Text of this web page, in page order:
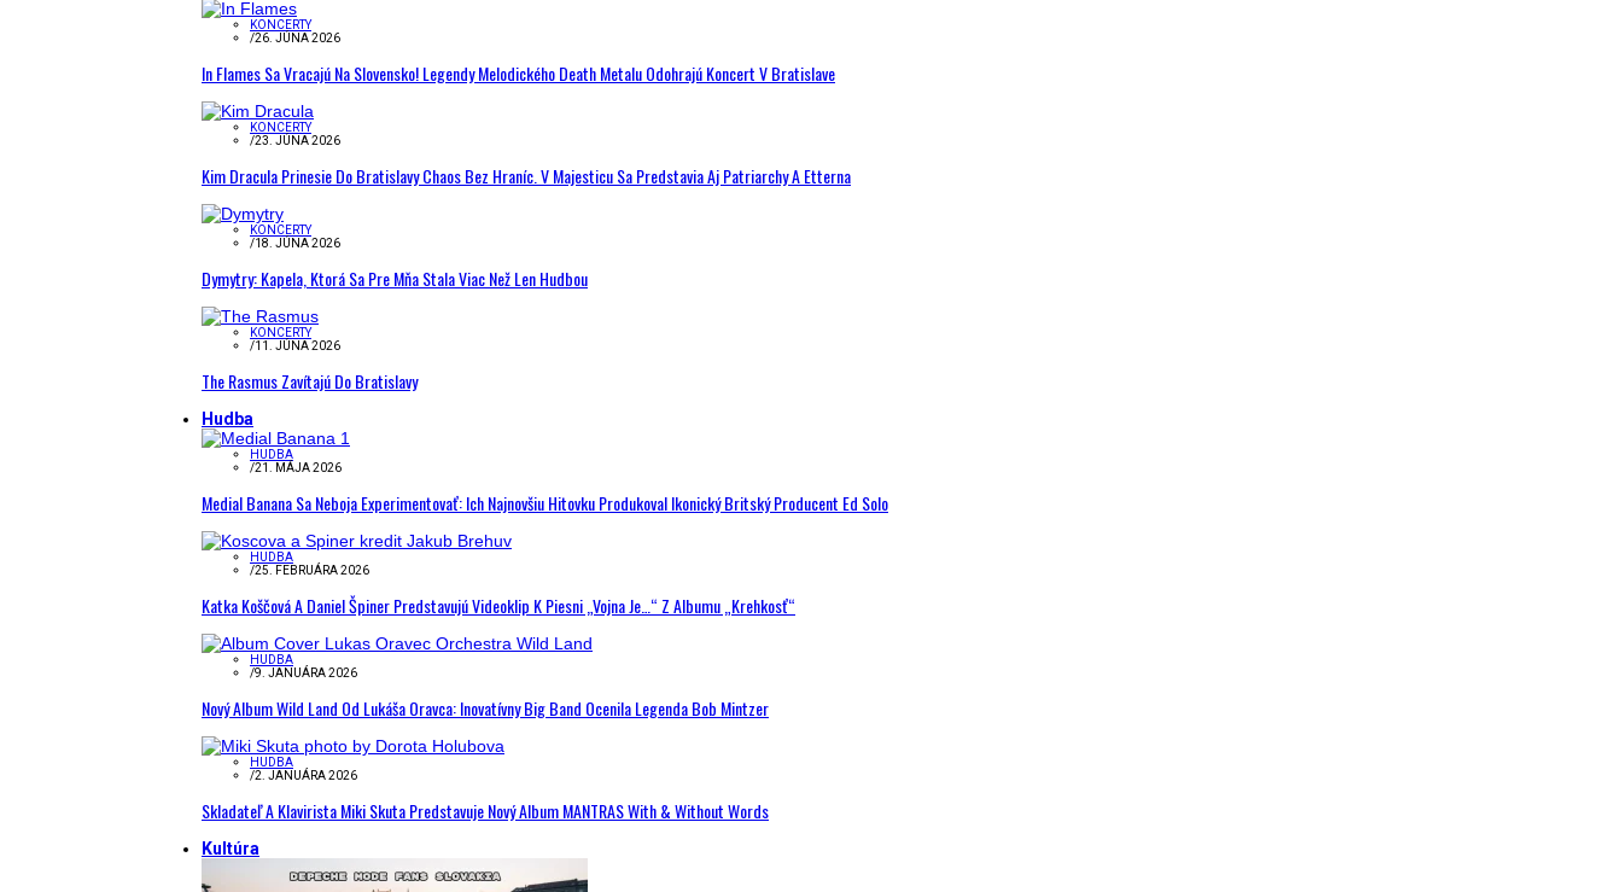
KONCERTY
/26. JÚNA 2026
In Flames Sa Vracajú Na Slovensko! Legendy Melodického Death Metalu Odohrajú Koncert V Bratislave
KONCERTY
/23. JÚNA 2026
Kim Dracula Prinesie Do Bratislavy Chaos Bez Hraníc. V Majesticu Sa Predstavia Aj Patriarchy A Etterna
KONCERTY
/18. JÚNA 2026
Dymytry: Kapela, Ktorá Sa Pre Mňa Stala Viac Než Len Hudbou
KONCERTY
/11. JÚNA 2026
The Rasmus Zavítajú Do Bratislavy
Hudba
HUDBA
/21. MÁJA 2026
Medial Banana Sa Neboja Experimentovať: Ich Najnovšiu Hitovku Produkoval Ikonický Britský Producent Ed Solo
HUDBA
/25. FEBRUÁRA 2026
Katka Koščová A Daniel Špiner Predstavujú Videoklip K Piesni „Vojna Je…“ Z Albumu „Krehkosť“
HUDBA
/9. JANUÁRA 2026
Nový Album Wild Land Od Lukáša Oravca: Inovatívny Big Band Ocenila Legenda Bob Mintzer
HUDBA
/2. JANUÁRA 2026
Skladateľ A Klavirista Miki Skuta Predstavuje Nový Album MANTRAS With & Without Words
Kultúra